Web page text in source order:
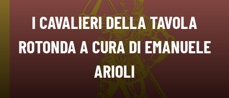
I CAVALIERI DELLA TAVOLA
ROTONDA A CURA DI EMANUELE
ARIOLI